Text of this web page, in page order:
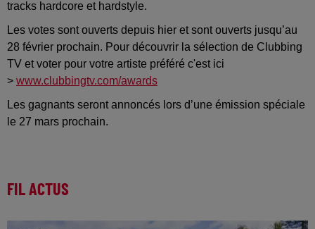
tracks hardcore et hardstyle.
Les votes sont ouverts depuis hier et sont ouverts jusqu’au
28 février prochain. Pour découvrir la sélection de Clubbing
TV et voter pour votre artiste préféré c'est ici
> www.clubbingtv.com/awards
Les gagnants seront annoncés lors d’une émission spéciale
le 27 mars prochain.
FIL ACTUS